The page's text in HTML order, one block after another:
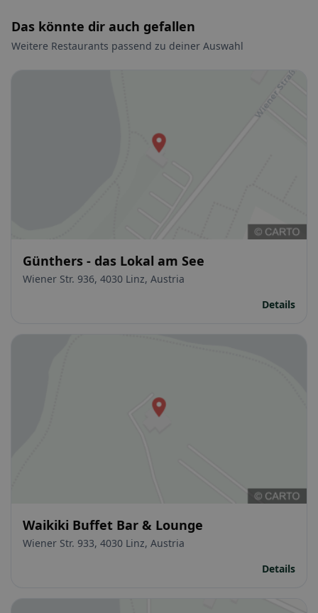
Das könnte dir auch gefallen
Weitere Restaurants passend zu deiner Auswahl
Günthers - das Lokal am See
Wiener Str. 936, 4030 Linz, Austria
Details
Waikiki Buffet Bar & Lounge
Wiener Str. 933, 4030 Linz, Austria
Details